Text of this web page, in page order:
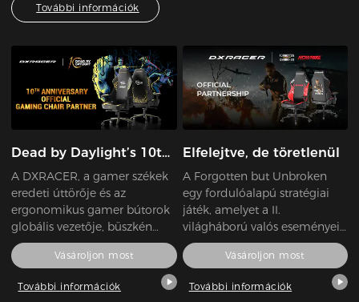
További információk
Dead by Daylight’s 10th
A DXRACER, a gamer székek
eredeti úttörője és az
ergonomikus gamer bútorok
globális vezetője, büszkén
jelenti be, hogy szponzora a
Dead by Daylight hivatalos
10. évfordulós ünnepségének.
A vállalat egy exkluzív, egyedi
Vásároljon most
További információk
Elfelejtve, de töretlenül
A Forgotten but Unbroken
egy fordulóalapú stratégiai
játék, amelyet a II.
világháború valós eseményei
és meg nem énekelt hősei
ihlettek. A játékosok az
ellenállók szerepét veszik át
Közép-Európában, katonákat
Vásároljon most
További információk